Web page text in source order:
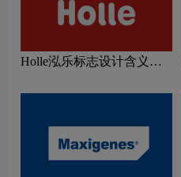
Holle泓乐标志设计含义及